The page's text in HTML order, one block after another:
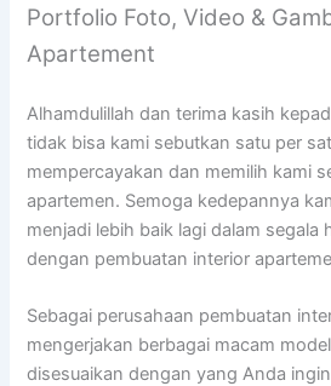
Portfolio Foto, Video &
Apartement
Alhamdulillah dan terima kasih
tidak bisa kami sebutkan satu per
mempercayakan dan memilih kami
apartemen. Semoga kedepannya
menjadi lebih baik lagi dalam segala
dengan pembuatan interior
Sebagai perusahaan pembuatan
mengerjakan berbagai macam
disesuaikan dengan yang Anda